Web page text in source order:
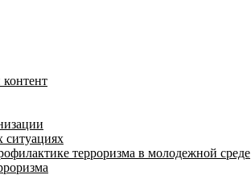
ситуациях
терроризма в молодежной среде